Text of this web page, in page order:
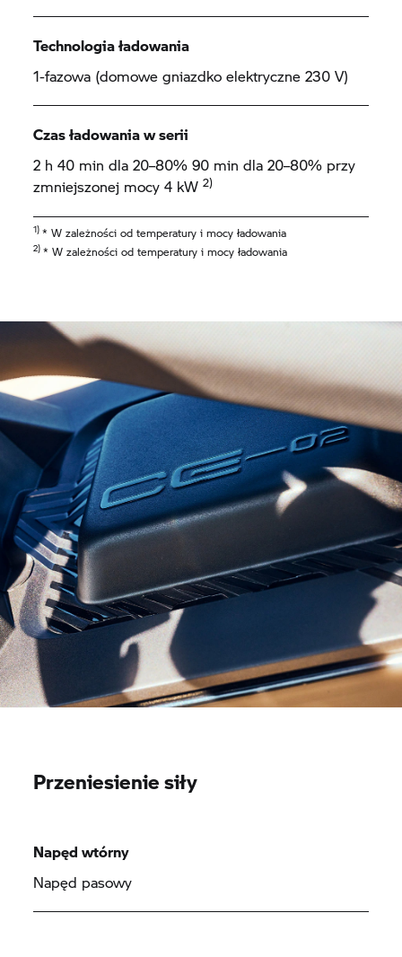
Technologia ładowania
1-fazowa (domowe gniazdko elektryczne 230 V)
Czas ładowania w serii
2 h 40 min dla 20–80% 90 min dla 20–80% przy
zmniejszonej mocy 4 kW2)
1)* W zależności od temperatury i mocy ładowania
2)* W zależności od temperatury i mocy ładowania
Przeniesienie siły
Napęd wtórny
Napęd pasowy